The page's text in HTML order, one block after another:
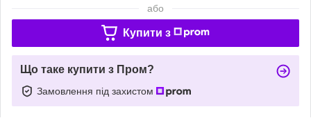
або
Купити з
Що таке купити з Пром?
Замовлення під захистом